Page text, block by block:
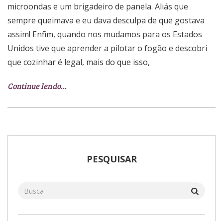
microondas e um brigadeiro de panela. Aliás que
sempre queimava e eu dava desculpa de que gostava
assim! Enfim, quando nos mudamos para os Estados
Unidos tive que aprender a pilotar o fogão e descobri
que cozinhar é legal, mais do que isso,
Continue lendo…
PESQUISAR